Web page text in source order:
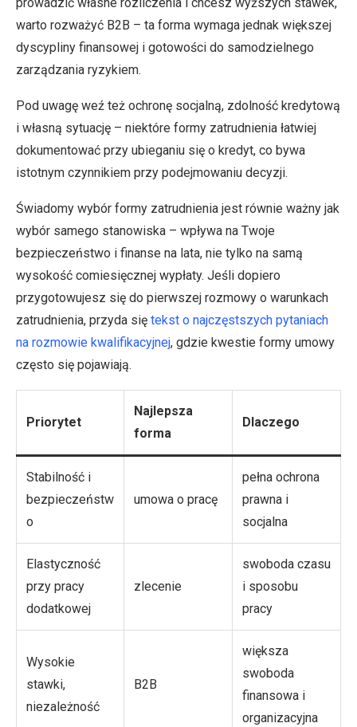
warto rozważyć B2B – ta forma wymaga jednak większej
dyscypliny finansowej i gotowości do samodzielnego
zarządzania ryzykiem.
Pod uwagę weź też ochronę socjalną, zdolność kredytową
i własną sytuację – niektóre formy zatrudnienia łatwiej
dokumentować przy ubieganiu się o kredyt, co bywa
istotnym czynnikiem przy podejmowaniu decyzji.
Świadomy wybór formy zatrudnienia jest równie ważny jak
wybór samego stanowiska – wpływa na Twoje
bezpieczeństwo i finanse na lata, nie tylko na samą
wysokość comiesięcznej wypłaty. Jeśli dopiero
przygotowujesz się do pierwszej rozmowy o warunkach
zatrudnienia, przyda się tekst o najczęstszych pytaniach
na rozmowie kwalifikacyjnej, gdzie kwestie formy umowy
często się pojawiają.
Priorytet
Najlepsza
forma
Dlaczego
Stabilność i
bezpieczeństw
o
umowa o pracę
pełna ochrona
prawna i
socjalna
Elastyczność
przy pracy
dodatkowej
zlecenie
swoboda czasu
i sposobu
pracy
Wysokie
stawki,
niezależność
B2B
większa
swoboda
finansowa i
organizacyjna